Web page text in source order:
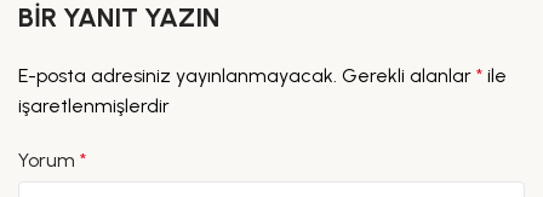
BIR YANIT YAZIN
E-posta adresiniz yayınlanmayacak. Gerekli alanlar * ile
işaretlenmişlerdir
Yorum *